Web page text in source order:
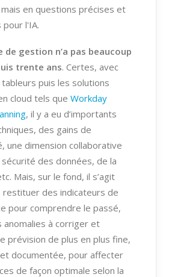
en questions précises et
l'IA.
de gestion n’a pas beaucoup
trente ans. Certes, avec
tableurs puis les solutions
cloud tels que Workday
, il y a eu d’importants
des gains de
une dimension collaborative
sécurité des données, de la
Mais, sur le fond, il s’agit
des indicateurs de
pour comprendre le passé,
anomalies à corriger et
prévision de plus en plus fine,
documentée, pour affecter
de façon optimale selon la